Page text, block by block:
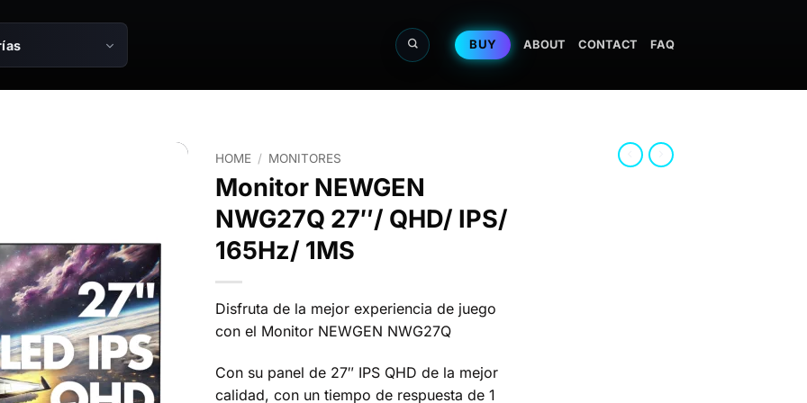
BUY ABOUT CONTACT FAQ
HOME / MONITORES
Monitor NEWGEN
NWG27Q 27″/ QHD/ IPS/
165Hz/ 1MS
Disfruta de la mejor experiencia de juego
con el Monitor NEWGEN NWG27Q
Con su panel de 27″ IPS QHD de la mejor
calidad, con un tiempo de respuesta de 1